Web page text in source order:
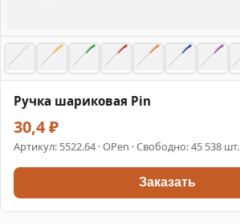
Ручка шариковая Pin
30,4 ₽
Артикул: 5522.64 · OPen · Свободно: 45 538 шт.
Заказать